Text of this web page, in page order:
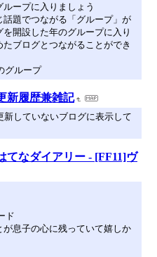
ープに入りましょう
題でつながる「グループ」が
開設した年のグループに入り
ブログとつながることができ
グループ
新履歴兼雑記
新していないブログに表示して
てなダイアリー - [FF11]ヴ
ド
息子の心に残っていて嬉しか